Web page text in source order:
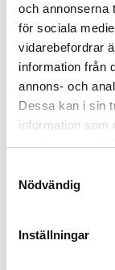
och annonserna
för sociala
vidarebefordrar
information från
annons- och
Dessa kan i sin
information som
samlat in när du
Nödvändig
Inställningar
Rätt Start